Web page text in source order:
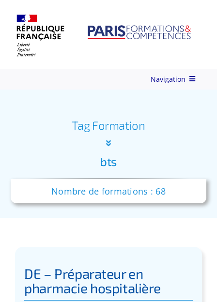
content
Navigation
Formations
Validation des acquis – VAE
Tag Formation
bts
Nombre de formations : 68
DE – Préparateur en
pharmacie hospitalière